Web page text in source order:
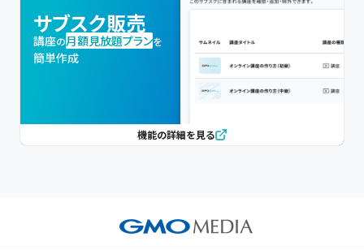
サブスク販売
講座の月額見放題プランを
簡単作成
機能の詳細を見る